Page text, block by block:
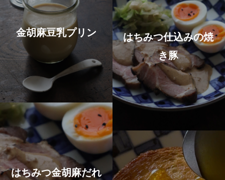
金胡麻豆乳プリン
はちみつ仕込みの焼
き豚
はちみつ金胡麻だれ